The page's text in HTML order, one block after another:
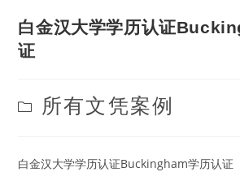
白金汉大学学历认证
证
Post
category:
所有文凭案例
白金汉大学学历认证Buckingham学历认证